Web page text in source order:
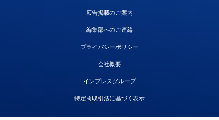
広告掲載のご案内
編集部へのご連絡
プライバシーポリシー
会社概要
インプレスグループ
特定商取引法に基づく表示